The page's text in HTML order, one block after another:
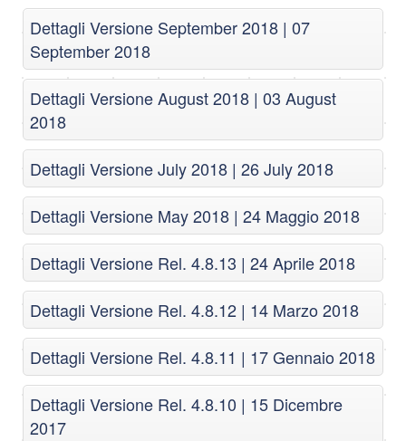
Dettagli Versione September 2018 | 07
September 2018
Dettagli Versione August 2018 | 03 August
2018
Dettagli Versione July 2018 | 26 July 2018
Dettagli Versione May 2018 | 24 Maggio 2018
Dettagli Versione Rel. 4.8.13 | 24 Aprile 2018
Dettagli Versione Rel. 4.8.12 | 14 Marzo 2018
Dettagli Versione Rel. 4.8.11 | 17 Gennaio 2018
Dettagli Versione Rel. 4.8.10 | 15 Dicembre
2017